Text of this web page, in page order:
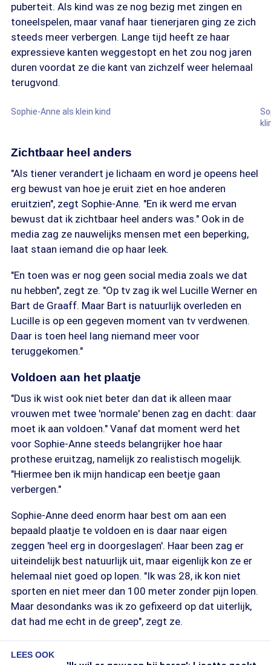
puberteit. Als kind was ze nog bezig met zingen en
toneelspelen, maar vanaf haar tienerjaren ging ze zich
steeds meer verbergen. Lange tijd heeft ze haar
expressieve kanten weggestopt en het zou nog jaren
duren voordat ze die kant van zichzelf weer helemaal
terugvond.
Sophie-Anne als klein kind
Zichtbaar heel anders
"Als tiener verandert je lichaam en word je opeens heel
erg bewust van hoe je eruit ziet en hoe anderen
eruitzien", zegt Sophie-Anne. "En ik werd me ervan
bewust dat ik zichtbaar heel anders was." Ook in de
media zag ze nauwelijks mensen met een beperking,
laat staan iemand die op haar leek.
"En toen was er nog geen social media zoals we dat
nu hebben", zegt ze. "Op tv zag ik wel Lucille Werner en
Bart de Graaff. Maar Bart is natuurlijk overleden en
Lucille is op een gegeven moment van tv verdwenen.
Daar is toen heel lang niemand meer voor
teruggekomen."
Voldoen aan het plaatje
"Dus ik wist ook niet beter dan dat ik alleen maar
vrouwen met twee 'normale' benen zag en dacht: daar
moet ik aan voldoen." Vanaf dat moment werd het
voor Sophie-Anne steeds belangrijker hoe haar
prothese eruitzag, namelijk zo realistisch mogelijk.
"Hiermee ben ik mijn handicap een beetje gaan
verbergen."
Sophie-Anne deed enorm haar best om aan een
bepaald plaatje te voldoen en is daar naar eigen
zeggen 'heel erg in doorgeslagen'. Haar been zag er
uiteindelijk best natuurlijk uit, maar eigenlijk kon ze er
helemaal niet goed op lopen. "Ik was 28, ik kon niet
sporten en niet meer dan 100 meter zonder pijn lopen.
Maar desondanks was ik zo gefixeerd op dat uiterlijk,
dat had me echt in de greep", zegt ze.
LEES OOK